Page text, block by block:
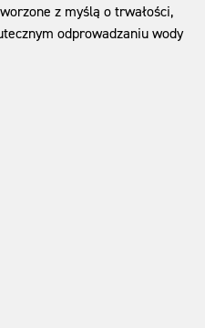
z myślą o trwałości,
odprowadzaniu wody